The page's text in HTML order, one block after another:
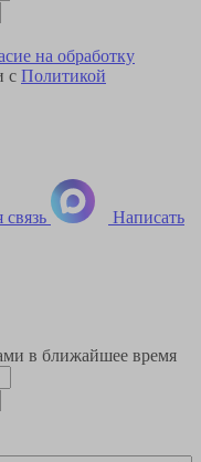
на обработку
с Политикой
связь Написать
в ближайшее время